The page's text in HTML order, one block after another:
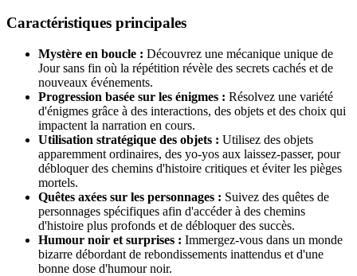
Caractéristiques principales
Mystère en boucle : Découvrez une mécanique unique de
Jour sans fin où la répétition révèle des secrets cachés et de
nouveaux événements.
Progression basée sur les énigmes : Résolvez une variété
d'énigmes grâce à des interactions, des objets et des choix qui
impactent la narration en cours.
Utilisation stratégique des objets : Utilisez des objets
apparemment ordinaires, des yo-yos aux laissez-passer, pour
débloquer des chemins d'histoire critiques et éviter les pièges
mortels.
Quêtes axées sur les personnages : Suivez des quêtes de
personnages spécifiques afin d'accéder à des chemins
d'histoire plus profonds et de débloquer des succès.
Humour noir et surprises : Immergez-vous dans un monde
bizarre débordant de rebondissements inattendus et d'une
bonne dose d'humour noir.